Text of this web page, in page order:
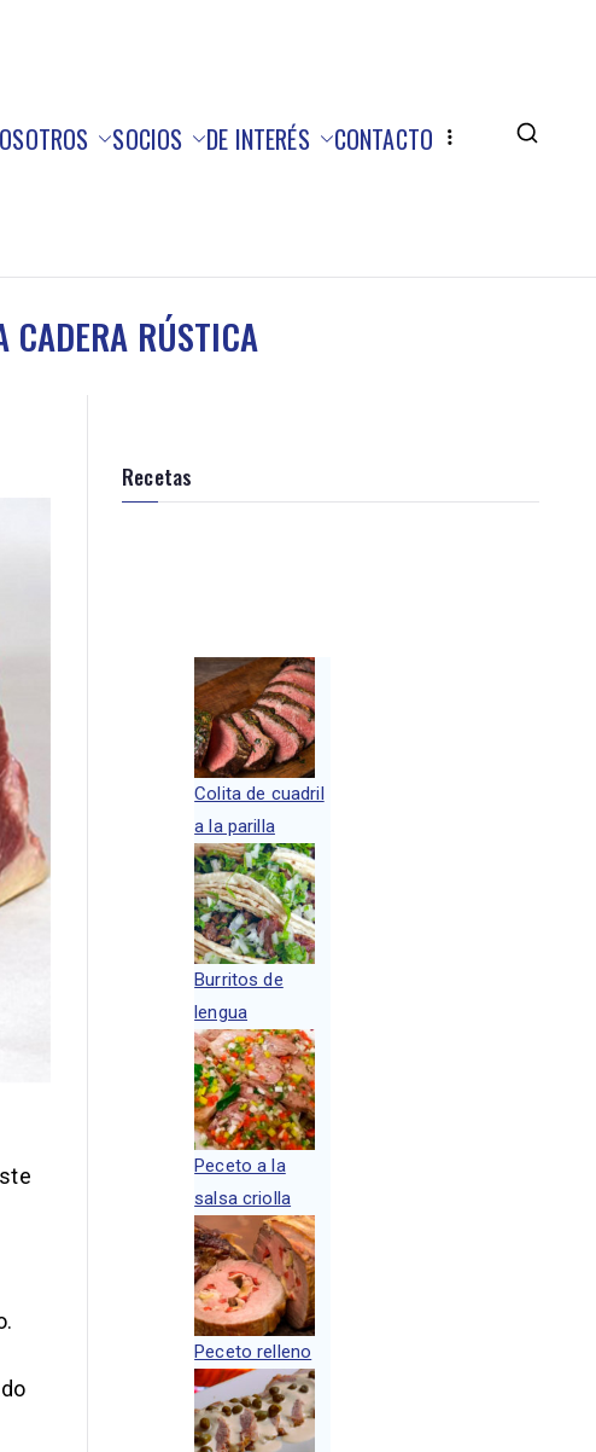
SOCIOS DE INTERÉS CONTACTO
CADERA RÚSTICA
Recetas
Colita de cuadril
a la parilla
Burritos de
lengua
Peceto a la
salsa criolla
Peceto relleno